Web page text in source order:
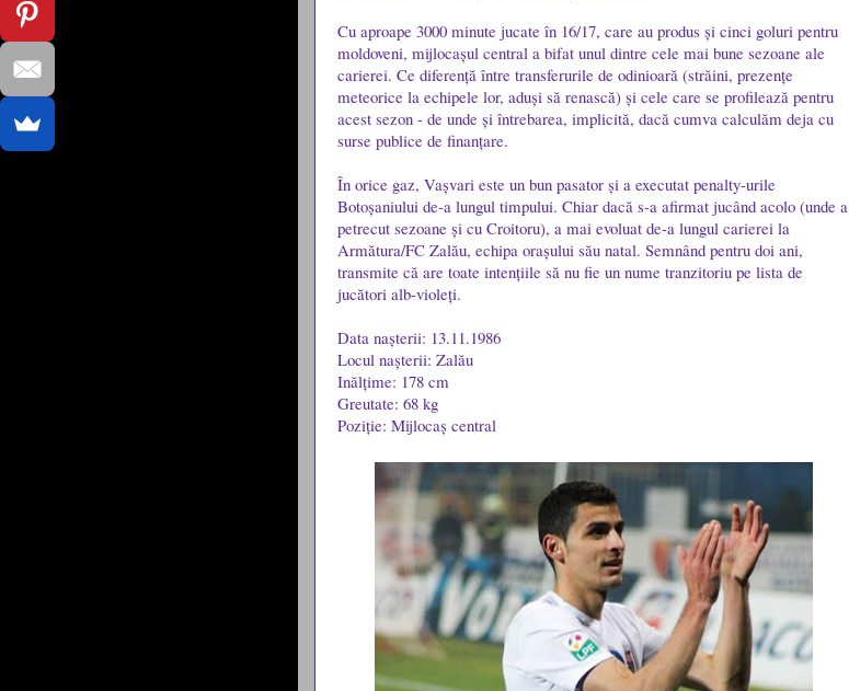
Cu aproape 3000 minute jucate în 16/17, care au produs și cinci goluri pentru
moldoveni, mijlocașul central a bifat unul dintre cele mai bune sezoane ale
carierei. Ce diferență între transferurile de odinioară (străini, prezențe
meteorice la echipele lor, aduși să renască) și cele care se profilează pentru
acest sezon - de unde și întrebarea, implicită, dacă cumva calculăm deja cu
surse publice de finanțare.
În orice gaz, Vașvari este un bun pasator și a executat penalty-urile
Botoșaniului de-a lungul timpului. Chiar dacă s-a afirmat jucând acolo (unde a
petrecut sezoane și cu Croitoru), a mai evoluat de-a lungul carierei la
Armătura/FC Zalău, echipa orașului său natal. Semnând pentru doi ani,
transmite că are toate intențiile să nu fie un nume tranzitoriu pe lista de
jucători alb-violeți.
Data nașterii: 13.11.1986
Locul nașterii: Zalău
Inălțime: 178 cm
Greutate: 68 kg
Poziție: Mijlocaș central